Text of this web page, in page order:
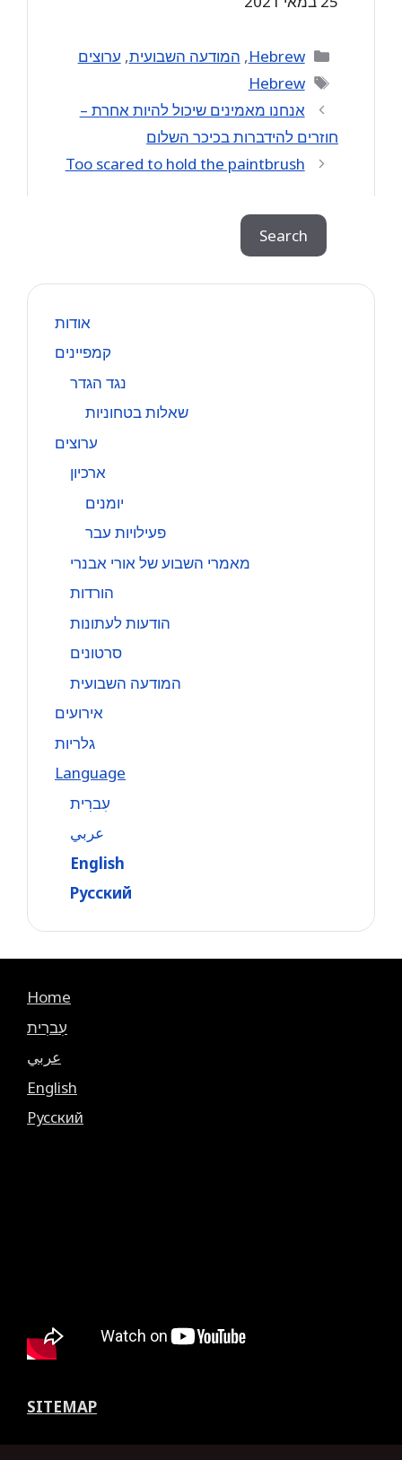
Categories
Hebrew
, המודעה השבועית, ערוצים
Tags
Hebrew
אנחנו מאמינים שיכול להיות אחרת –
חוזרים להידברות בכיכר השלום
Too scared to hold the paintbrush
Search
אודות
קמפיינים
נגד הגדר
שאלות בטחוניות
ערוצים
ארכיון
יומנים
פעילויות עבר
מאמרי השבוע של אורי אבנרי
הורדות
הודעות לעתונות
סרטונים
המודעה השבועית
אירועים
גלריות
Language
עִברִית
عربي
English
Русский
Home
עִברִית
عربي
English
Русский
SITEMAP